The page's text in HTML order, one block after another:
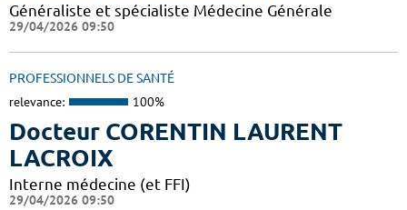
Généraliste et spécialiste Médecine Générale
29/04/2026 09:50
PROFESSIONNELS DE SANTÉ
relevance: 100%
Docteur CORENTIN LAURENT
LACROIX
Interne médecine (et FFI)
29/04/2026 09:50